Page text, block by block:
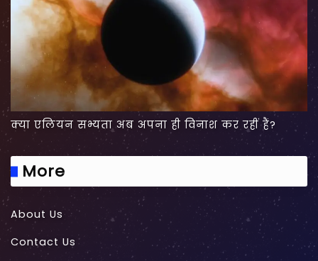
क्या एलियन सभ्यता अब अपना ही विनाश कर रहीं हैं?
More
About Us
Contact Us